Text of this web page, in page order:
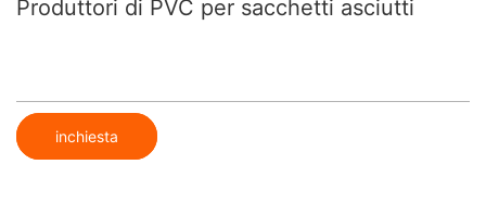
Produttori di PVC per sacchetti asciutti
inchiesta